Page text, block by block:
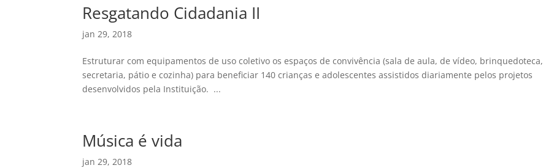
Resgatando Cidadania II
jan 29, 2018
Estruturar com equipamentos de uso coletivo os espaços de convivência (sala de aula, de vídeo, brinquedoteca,
secretaria, pátio e cozinha) para beneficiar 140 crianças e adolescentes assistidos diariamente pelos projetos
desenvolvidos pela Instituição. ...
Música é vida
jan 29, 2018